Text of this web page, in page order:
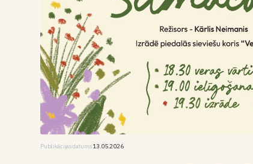
Publikācijas datums13.05.2026